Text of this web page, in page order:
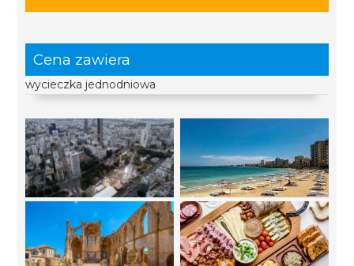
Cena zawiera
wycieczka jednodniowa